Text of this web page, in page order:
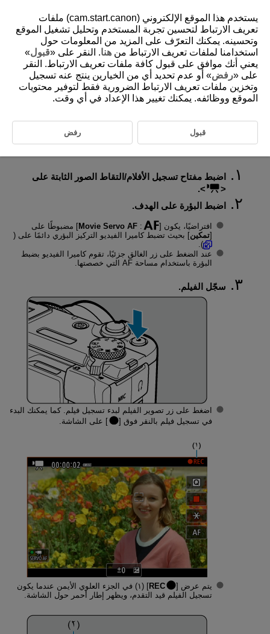
D292-027
تسجيل الأفلام
رموز المشاهد
إلى نوع المشهد المكتشف في الركن العلوي الأيسر من الشاشة. لمعرفة
تفاصيل الأيقونات، انظررموز المشاهد.
اضبط مفتاح تسجيل الأفلام/التقاط الصور الثابتة على
.
اضبط البؤرة على الهدف.
افتراضيًا، يكون [ :
Movie Servo AF] مضبوطًا على
[تمكين] بحيث تضبط كاميرا الفيديو التركيز البؤري دائمًا على (
).
عند الضغط على زر الغالق جزئيًا، تقوم كاميرا الفيديو بضبط
البؤرة باستخدام مساحة AF التي خصصتها.
سجّل الفيلم.
اضغط على زر تصوير الفيلم لبدء تسجيل فيلم. كما يمكنك البدء
في تسجيل فيلم بالنقر فوق [
] على الشاشة.
يتم عرض [ REC
] (١) في الجزء العلوي الأيمن عندما يكون
تسجيل الفيلم قيد التقدم، ويظهر إطار أحمر حول الشاشة.
يستخدم هذا الموقع الإلكتروني (cam.start.canon) ملفات
تعريف الارتباط لتحسين تجربة المستخدم وتحليل تشغيل الموقع
وتحسينه. يمكنك التعرّف على المزيد من المعلومات حول
استخدامنا لملفات تعريف الارتباط من هنا. النقر على «قبول»
يعني أنك موافق على قبول كافة ملفات تعريف الارتباط. النقر
على «رفض» أو عدم تحديد أي من الخيارين ينتج عنه تسجيل
وتخزين ملفات تعريف الارتباط الضرورية فقط لتوفير محتويات
الموقع ووظائفه. يمكنك تغيير هذا الإعداد في أي وقت.
قبول رفض